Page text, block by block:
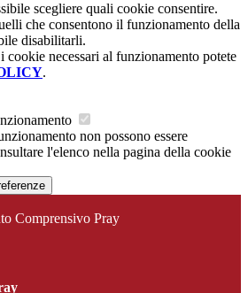
scegliere quali cookie consentire.
che consentono il funzionamento della
disabilitarli.
cookie necessari al funzionamento potete
.
non possono essere
l'elenco nella pagina della cookie
Comprensivo Pray